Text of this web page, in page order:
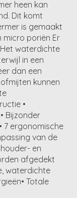
heen kan
Dit komt
is gemaakt
micro poriën Er
waterdichte
in een
dan een
kunnen
•
Bijzonder
7 ergonomische
van de
en
afgedekt
waterdichte
Totale